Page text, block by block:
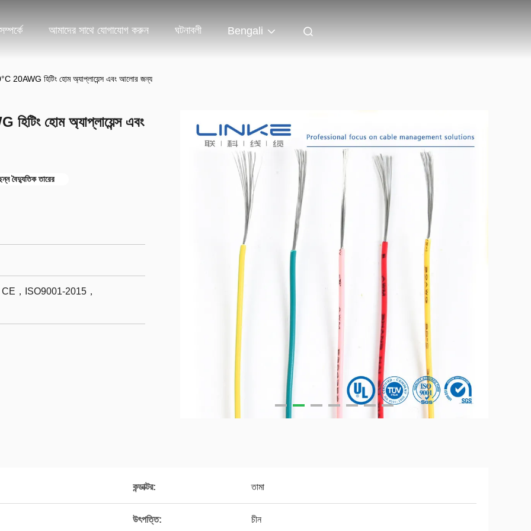
আমাদের সাথে যোগাযোগ করুন ঘটনাবলী Bengali
হিটিং হোম অ্যাপ্লায়েন্স এবং আলোর জন্য
হোম অ্যাপ্লায়েন্স এবং
বৈদ্যুতিক তারের
，ISO9001-2015，
কন্ডাক্টর: তামা
উৎপত্তি: চীন